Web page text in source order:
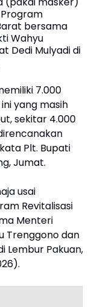
bersama
Wahyu
Dedi Mulyadi di
7.000
yang masih
sekitar 4.000
Plt. Bupati
Jumat.
usai
Revitalisasi
Menteri
Trenggono dan
Lembur Pakuan,